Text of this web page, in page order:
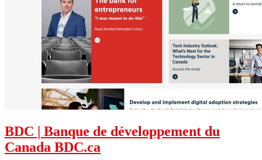
BDC | Banque de dévelop­pe­ment du
Canada BDC.ca